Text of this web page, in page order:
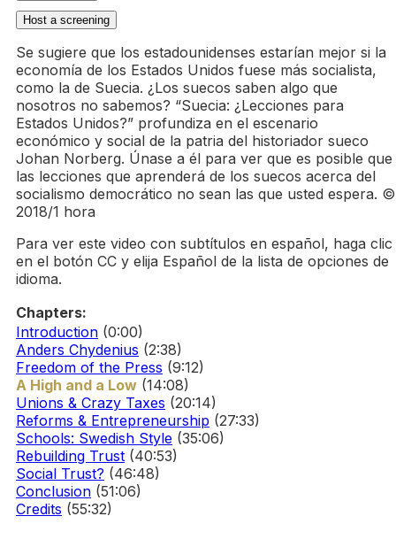
Host a screening
Se sugiere que los estadounidenses estarían mejor si la
economía de los Estados Unidos fuese más socialista,
como la de Suecia. ¿Los suecos saben algo que
nosotros no sabemos?
Suecia: ¿Lecciones para
Estados Unidos?
profundiza en el escenario
económico y social de la patria del historiador sueco
Johan Norberg. Únase a él para ver que es posible que
las lecciones que aprenderá de los suecos acerca del
socialismo democrático no sean las que usted espera. ©
2018/1 hora
Para ver este video con subtítulos en español, haga clic
en el botón CC y elija Español de la lista de opciones de
idioma.
Chapters:
Introduction (0:00)
Anders Chydenius (2:38)
Freedom of the Press (9:12)
A High and a Low (14:08)
Unions & Crazy Taxes (20:14)
Reforms & Entrepreneurship (27:33)
Schools: Swedish Style (35:06)
Rebuilding Trust (40:53)
Social Trust? (46:48)
Conclusion (51:06)
Credits (55:32)